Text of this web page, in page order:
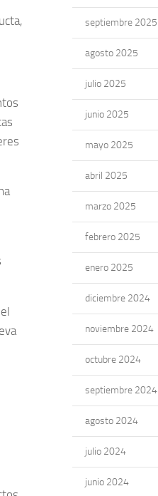
septiembre 2025
agosto 2025
julio 2025
junio 2025
mayo 2025
abril 2025
marzo 2025
febrero 2025
enero 2025
diciembre 2024
noviembre 2024
octubre 2024
septiembre 2024
agosto 2024
julio 2024
junio 2024